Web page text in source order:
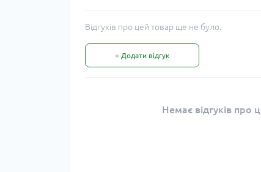
Відгуків про цей товар ще не було.
+ Додати відгук
Немає відгуків про